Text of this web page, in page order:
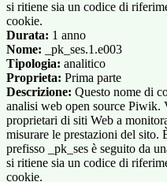
si ritiene sia un codice di
cookie.
Durata: 1 anno
Nome: _pk_ses.1.e003
Tipologia: analitico
Proprieta: Prima parte
Descrizione: Questo nome di
analisi web open source Piwik.
proprietari di siti Web a
misurare le prestazioni del
prefisso _pk_ses è seguito da
si ritiene sia un codice di
cookie.